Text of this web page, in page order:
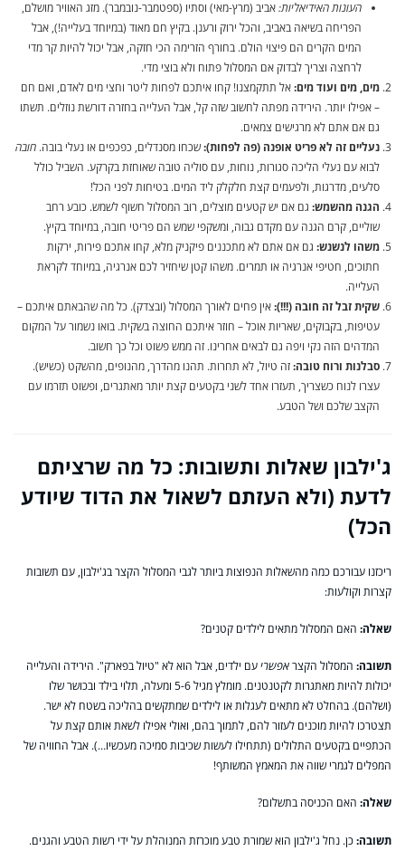
העונות האידיאליות:אביב (מרץ-מאי) וסתיו (ספטמבר-נובמבר). מזג האוויר מושלם,
הפריחה בשיאה באביב, והכל ירוק ורענן. בקיץ חם מאוד (במיוחד בעלייה!), אבל
המים הקרים הם פיצוי הולם. בחורף הזרימה הכי חזקה, אבל יכול להיות קר מדי
לרחצה וצריך לבדוק אם המסלול פתוח ולא בוצי מדי.
מים, מים ועוד מים:אל תתקמצנו! קחו איתכם לפחות ליטר וחצי מים לאדם, ואם חם
– אפילו יותר. הירידה מפתה לחשוב שזה קל, אבל העלייה בחזרה דורשת נוזלים. תשתו
גם אם אתם לא מרגישים צמאים.
נעליים זה לא פריט אופנה (פה לפחות):שכחו מסנדלים, כפכפים או נעלי בובה.חובה
לבוא עם נעלי הליכה סגורות, נוחות, עם סוליה טובה שאוחזת בקרקע. השביל כולל
סלעים, מדרגות, ולפעמים קצת חלקלק ליד המים. בטיחות לפני הכל!
הגנה מהשמש: גם אם יש קטעים מוצלים, רוב המסלול חשוף לשמש. כובע רחב
שוליים, קרם הגנה עם מקדם גבוה, ומשקפי שמש הם פריטי חובה, במיוחד בקיץ.
משהו לנשנש: גם אם אתם לא מתכננים פיקניק מלא, קחו אתכם פירות, ירקות
חתוכים, חטיפי אנרגיה או תמרים. משהו קטן שיחזיר לכם אנרגיה, במיוחד לקראת
העלייה.
שקית זבל זה חובה (!!!):אין פחים לאורך המסלול (ובצדק). כל מה שהבאתם איתכם –
עטיפות, בקבוקים, שאריות אוכל – חוזר איתכם החוצה בשקית. בואו נשמור על המקום
המדהים הזה נקי ויפה גם לבאים אחרינו. זה ממש פשוט וכל כך חשוב.
סבלנות ורוח טובה:זה טיול, לא תחרות. תהנו מהדרך, מהנופים, מהשקט (כשיש).
עצרו לנוח כשצריך, תעזרו אחד לשני בקטעים קצת יותר מאתגרים, ופשוט תזרמו עם
הקצב שלכם ושל הטבע.
ג'ילבון שאלות ותשובות: כל מה שרציתם
לדעת (ולא העזתם לשאול את הדוד שיודע
הכל)
ריכזנו עבורכם כמה מהשאלות הנפוצות ביותר לגבי המסלול הקצר בג'ילבון, עם תשובות
קצרות וקולעות:
שאלה: האם המסלול מתאים לילדים קטנים?
תשובה: המסלול הקצראפשריעם ילדים, אבל הוא לא "טיול בפארק". הירידה והעלייה
יכולות להיות מאתגרות לקטנטנים. מומלץ מגיל 5-6 ומעלה, תלוי בילד ובכושר שלו
(ושלהם). בהחלט לא מתאים לעגלות או לילדים שמתקשים בהליכה בשטח לא ישר.
תצטרכו להיות מוכנים לעזור להם, לתמוך בהם, ואולי אפילו לשאת אותם קצת על
הכתפיים בקטעים התלולים (תתחילו לעשות שכיבות סמיכה מעכשיו…). אבל החוויה של
המפלים לגמרי שווה את המאמץ המשותף!
שאלה: האם הכניסה בתשלום?
תשובה:כן. נחל ג'ילבון הוא שמורת טבע מוכרזת המנוהלת על ידי רשות הטבע והגנים.